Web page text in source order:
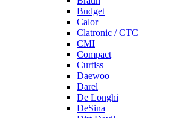
Budget
Calor
Clatronic / CTC
CMI
Compact
Curtiss
Daewoo
Darel
De Longhi
DeSina